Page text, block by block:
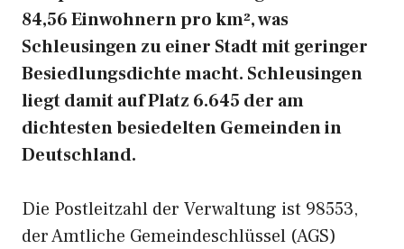
84,56 Einwohnern pro km², was
Schleusingen zu einer Stadt mit geringer
Besiedlungsdichte macht. Schleusingen
liegt damit auf Platz 6.645 der am
dichtesten besiedelten Gemeinden in
Deutschland.
Die Postleitzahl der Verwaltung ist 98553,
der Amtliche Gemeindeschlüssel (AGS)